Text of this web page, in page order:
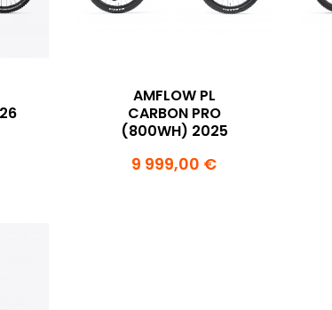
AMFLOW PL
CARBON PRO
(800WH) 2025
9 999,00 €